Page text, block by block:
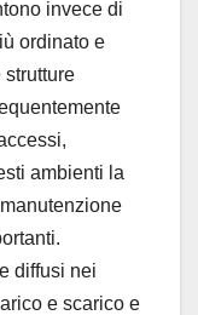
invece di
ordinato e
ambienti la
diffusi nei
e scarico e